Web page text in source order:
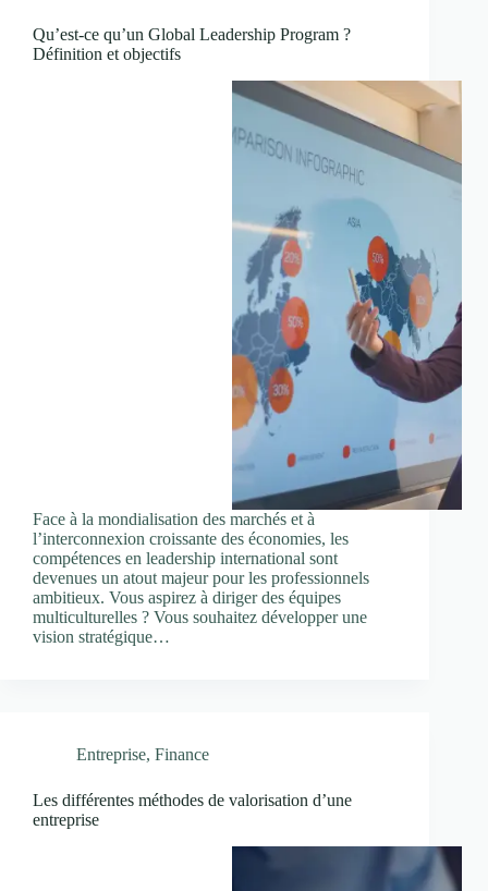
Qu’est-ce qu’un Global Leadership Program ?
Définition et objectifs
Face à la mondialisation des marchés et à
l’interconnexion croissante des économies, les
compétences en leadership international sont
devenues un atout majeur pour les professionnels
ambitieux. Vous aspirez à diriger des équipes
multiculturelles ? Vous souhaitez développer une
vision stratégique…
Entreprise, Finance
Les différentes méthodes de valorisation d’une
entreprise